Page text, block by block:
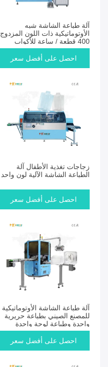
آلة طباعة الشاشة شبه
الأوتوماتيكية ذات اللون المزدوج
400 قطعة / ساعة للأكواب
احصل على أفضل سعر
زجاجات تغذية الأطفال آلة
الطباعة الشاشة الآلية لون واحد
احصل على أفضل سعر
آلة طباعة الشاشة الأوتوماتيكية
للمصنع الصيني بطباعة حريرية
واحدة وطباعة لوحة واحدة
احصل على أفضل سعر